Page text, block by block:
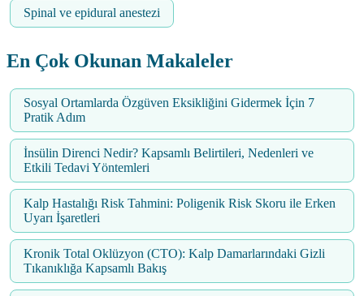
Spinal ve epidural anestezi
En Çok Okunan Makaleler
Sosyal Ortamlarda Özgüven Eksikliğini Gidermek İçin 7
Pratik Adım
İnsülin Direnci Nedir? Kapsamlı Belirtileri, Nedenleri ve
Etkili Tedavi Yöntemleri
Kalp Hastalığı Risk Tahmini: Poligenik Risk Skoru ile Erken
Uyarı İşaretleri
Kronik Total Oklüzyon (CTO): Kalp Damarlarındaki Gizli
Tıkanıklığa Kapsamlı Bakış